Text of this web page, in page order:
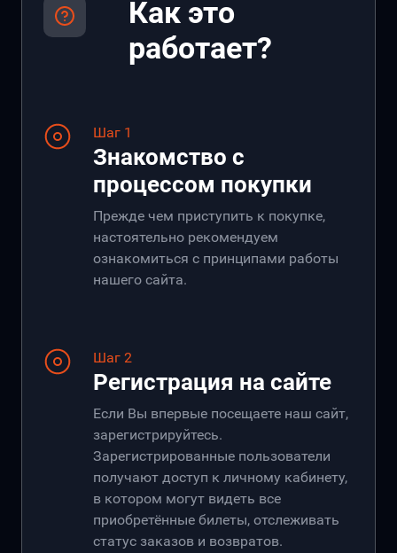
Как это
работает?
Шаг 1
Знакомство с
процессом покупки
Прежде чем приступить к покупке,
настоятельно рекомендуем
ознакомиться с принципами работы
нашего сайта.
Шаг 2
Регистрация на сайте
Если Вы впервые посещаете наш сайт,
зарегистрируйтесь.
Зарегистрированные пользователи
получают доступ к личному кабинету,
в котором могут видеть все
приобретённые билеты, отслеживать
статус заказов и возвратов.